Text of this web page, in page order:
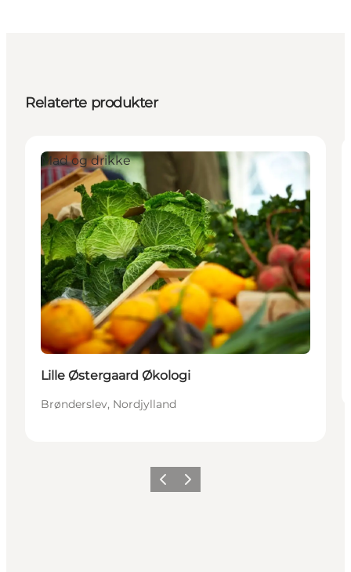
Relaterte produkter
Mad og drikke
Lille Østergaard Økologi
Brønderslev, Nordjylland
ForrigeNeste